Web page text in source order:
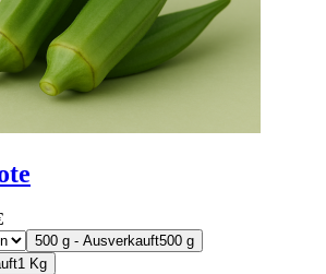
500 g - Ausverkauft500 g
1 Kg